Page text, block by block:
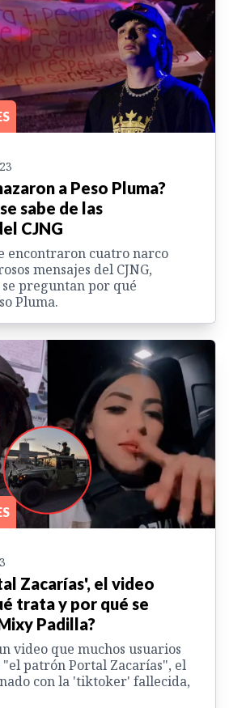
a Peso Pluma?
sabe de las
CJNG
encontraron cuatro narco
mensajes del CJNG,
preguntan por qué
Pluma.
Zacarías', el video
trata y por qué se
Padilla?
video que muchos usuarios
patrón Portal Zacarías", el
con la 'tiktoker' fallecida,